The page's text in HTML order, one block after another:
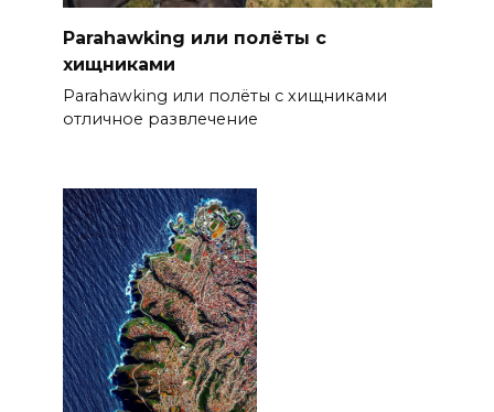
Parahawking или полёты с
хищниками
Parahawking или полёты с хищниками
отличное развлечение